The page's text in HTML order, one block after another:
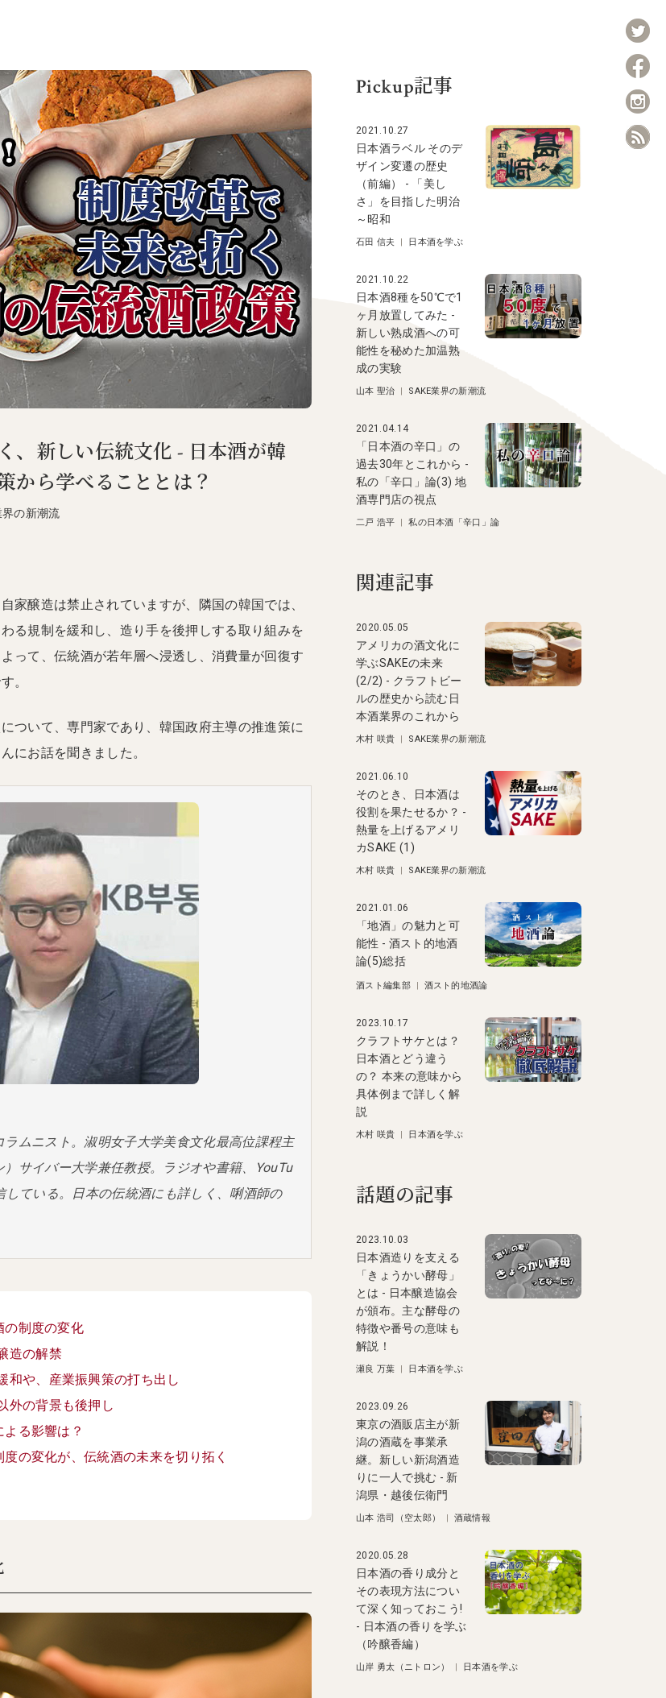
、新しい伝統文化 - 日本酒が韓
から学べることとは？
界の新潮流
家醸造は禁止されていますが、隣国の韓国では、
る規制を緩和し、造り手を後押しする取り組みを
って、伝統酒が若年層へ浸透し、消費量が回復す
。
ついて、専門家であり、韓国政府主導の推進策に
にお話を聞きました。
ムニスト。淑明女子大学美食文化最高位課程主
サイバー大学兼任教授。ラジオや書籍、YouTu
している。日本の伝統酒にも詳しく、唎酒師の
の制度の変化
造の解禁
和や、産業振興策の打ち出し
外の背景も後押し
よる影響は？
度の変化が、伝統酒の未来を切り拓く
Pickup記事
2021.10.27
日本酒ラベル そのデ
ザイン変遷の歴史
（前編） - 「美し
さ」を目指した明治
～昭和
石田 信夫 | 日本酒を学ぶ
2021.10.22
日本酒8種を50℃で1
ヶ月放置してみた -
新しい熟成酒への可
能性を秘めた加温熟
成の実験
山本 聖治 | SAKE業界の新潮流
2021.04.14
「日本酒の辛口」の
過去30年とこれから -
私の「辛口」論(3) 地
酒専門店の視点
二戸 浩平 |私の日本酒「辛口」論
関連記事
2020.05.05
アメリカの酒文化に
学ぶSAKEの未来
(2/2) - クラフトビー
ルの歴史から読む日
本酒業界のこれから
木村 咲貴 | SAKE業界の新潮流
2021.06.10
そのとき、日本酒は
役割を果たせるか？ -
熱量を上げるアメリ
カSAKE (1)
木村 咲貴 | SAKE業界の新潮流
2021.01.06
「地酒」の魅力と可
能性 - 酒スト的地酒
論(5)総括
酒スト編集部| 酒スト的地酒論
2023.10.17
クラフトサケとは？
日本酒とどう違う
の？ 本来の意味から
具体例まで詳しく解
説
木村 咲貴 | 日本酒を学ぶ
話題の記事
2023.10.03
日本酒造りを支える
「きょうかい酵母」
とは - 日本醸造協会
が頒布。主な酵母の
特徴や番号の意味も
解説！
瀬良 万葉 | 日本酒を学ぶ
2023.09.26
東京の酒販店主が新
潟の酒蔵を事業承
継。新しい新潟酒造
りに一人で挑む - 新
潟県・越後伝衛門
山本 浩司（空太郎） | 酒蔵情報
2020.05.28
日本酒の香り成分と
その表現方法につい
て深く知っておこう!
- 日本酒の香りを学ぶ
（吟醸香編）
山岸 勇太（ニトロン） | 日本酒を学ぶ